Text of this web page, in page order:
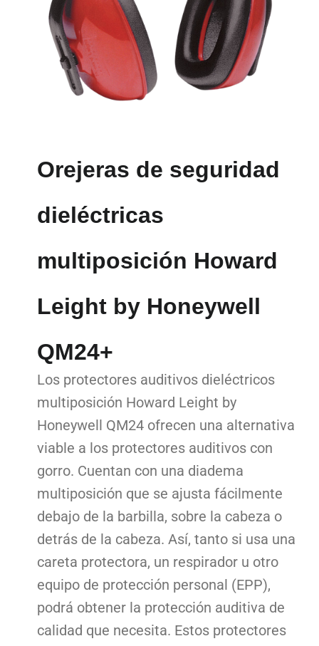
Orejeras de seguridad
dieléctricas
multiposición Howard
Leight by Honeywell
QM24+
Los protectores auditivos dieléctricos
multiposición Howard Leight by
Honeywell QM24 ofrecen una alternativa
viable a los protectores auditivos con
gorro. Cuentan con una diadema
multiposición que se ajusta fácilmente
debajo de la barbilla, sobre la cabeza o
detrás de la cabeza. Así, tanto si usa una
careta protectora, un respirador u otro
equipo de protección personal (EPP),
podrá obtener la protección auditiva de
calidad que necesita. Estos protectores